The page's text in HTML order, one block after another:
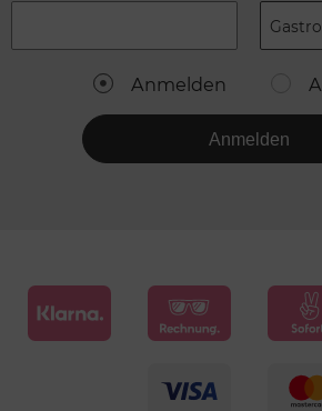
Anmelden
Anmelden